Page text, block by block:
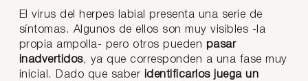
El virus del herpes labial presenta una serie de
síntomas. Algunos de ellos son muy visibles -la
propia ampolla- pero otros pueden pasar
inadvertidos, ya que corresponden a una fase muy
inicial. Dado que saber identificarlos juega un